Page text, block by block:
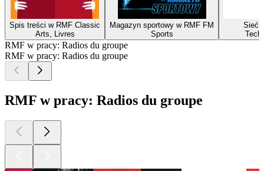
Spis treści w RMF Classic
Arts, Livres
Magazyn sportowy w RMF FM
Sports
Sieć i
RMF w pracy: Radios du groupe
RMF w pracy: Radios du groupe
RMF w pracy: Radios du groupe